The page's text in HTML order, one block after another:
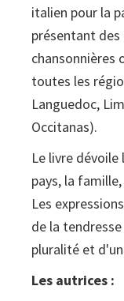
italien pour la
présentant
chansonnières
toutes les
Languedoc,
Occitanas).
Le livre
pays, la
Les
de la
pluralité et
Les autrices :